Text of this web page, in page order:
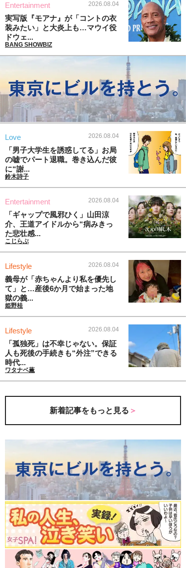
Entertainment 2026.08.04
実写版『モアナ』が「コントの衣
装みたい」と大炎上も…マウイ役
ドウェ...
BANG SHOWBIZ
Love 2026.08.04
「男子大学生を誘惑してる」お局
の嘘でパート退職。巻き込んだ彼
に“謝...
鈴木詩子
Entertainment 2026.08.04
「ギャップで風邪ひく」山田涼
介、王道アイドルから“病みきっ
た悲壮感...
こじらぶ
Lifestyle 2026.08.04
義母が「赤ちゃんより私を優先し
て」と…産後6か月で始まった地
獄の義...
姫野桂
Lifestyle 2026.08.04
「孤独死」は不幸じゃない。保証
人も死後の手続きも“外注”できる
時代...
ワタナベ薫
新着記事をもっと見る